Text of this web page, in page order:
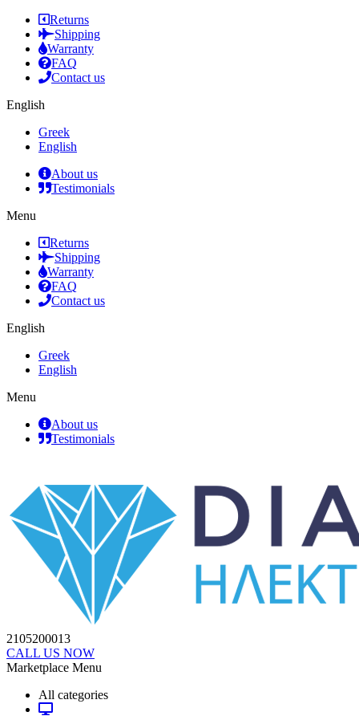
Returns
Shipping
Warranty
FAQ
Contact us
English
Greek
English
About us
Testimonials
Menu
Returns
Shipping
Warranty
FAQ
Contact us
English
Greek
English
Menu
About us
Testimonials
2105200013
CALL US NOW
Marketplace Menu
All categories